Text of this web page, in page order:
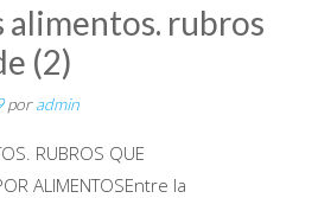
alimentos. rubros
(2)
poradmin
RUBROS QUE
ALIMENTOSEntre la